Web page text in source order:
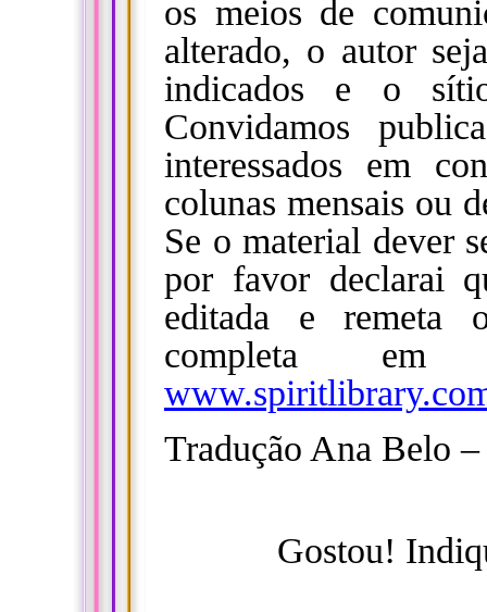
os meios de
alterado, o autor
indicados e o
Convidamos
interessados em
colunas mensais ou
Se o material dever
por favor declarai
editada e remeta
completa
Tradução Ana Belo
Gostou!